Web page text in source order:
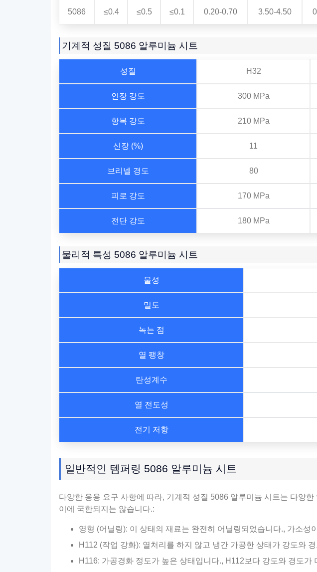
5086 ≤0.4 ≤0.5 ≤0.1 0.20-0.70 3.50-4.50
기계적 성질 5086 알루미늄 시트
성질 H32
인장 강도 300 MPa
항복 강도 210 MPa
신장 (%) 11
브리넬 경도 80
피로 강도 170 MPa
전단 강도 180 MPa
물리적 특성 5086 알루미늄 시트
물성
밀도
녹는 점
열 팽창
탄성계수
열 전도성
전기 저항
일반적인 템퍼링 5086 알루미늄 시트
다양한 응용 요구 사항에 따라, 기계적 성질 5086 알루미늄 시트는 다양
이에 국한되지는 않습니다.:
영형 (어닐링): 이 상태의 재료는 완전히 어닐링되었습니다., 가소
H112 (작업 강화): 열처리를 하지 않고 냉간 가공한 상태가 강도와
H116: 가공경화 정도가 높은 상태입니다., H112보다 강도와 경도가